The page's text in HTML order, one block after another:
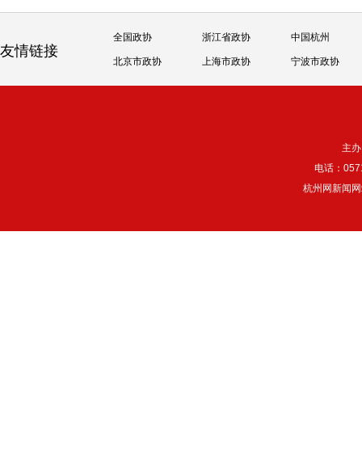
友情链接
全国政协 浙江省政协 中国杭州
北京市政协 上海市政协 宁波市政协
主
电话：
杭州网新闻